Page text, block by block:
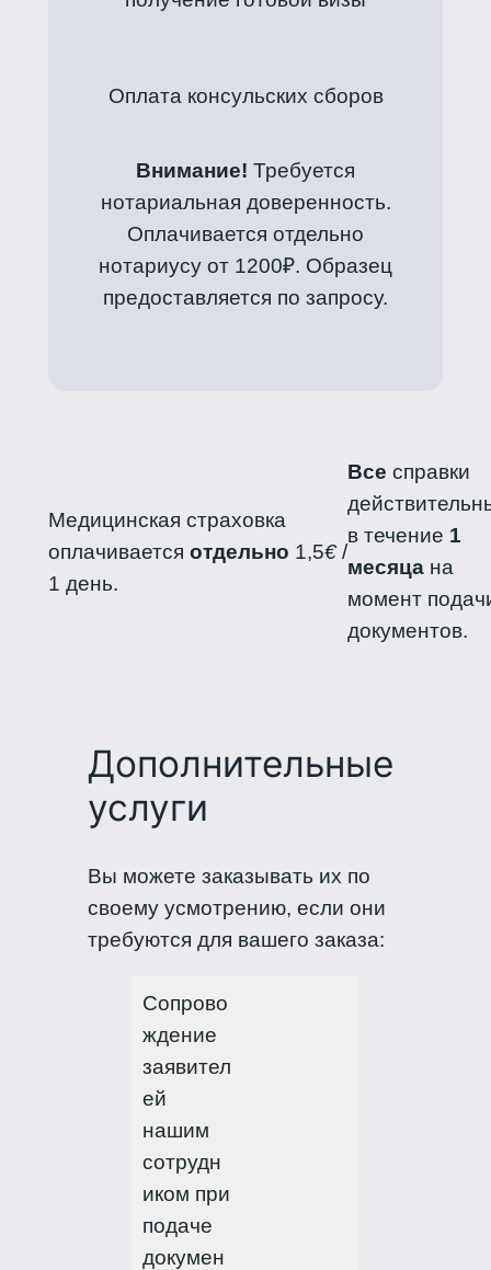
Оплата консульских сборов
Внимание! Требуется
нотариальная доверенность.
Оплачивается отдельно
нотариусу от 1200₽. Образец
предоставляется по запросу.
Медицинская страховка
оплачивается отдельно 1,5€/
1 день.
Все справки
в течение 1
месяцана
момент
документов.
Дополнительные
услуги
Вы можете заказывать их по
своему усмотрению, если они
требуются для вашего заказа:
Сопрово
ждение
заявител
ей
нашим
сотрудн
иком при
подаче
докумен